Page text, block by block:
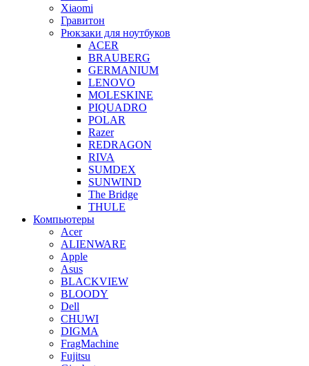
Xiaomi
Гравитон
Рюкзаки для ноутбуков
ACER
BRAUBERG
GERMANIUM
LENOVO
MOLESKINE
PIQUADRO
POLAR
Razer
REDRAGON
RIVA
SUMDEX
SUNWIND
The Bridge
THULE
Компьютеры
Acer
ALIENWARE
Apple
Asus
BLACKVIEW
BLOODY
Dell
CHUWI
DIGMA
FragMachine
Fujitsu